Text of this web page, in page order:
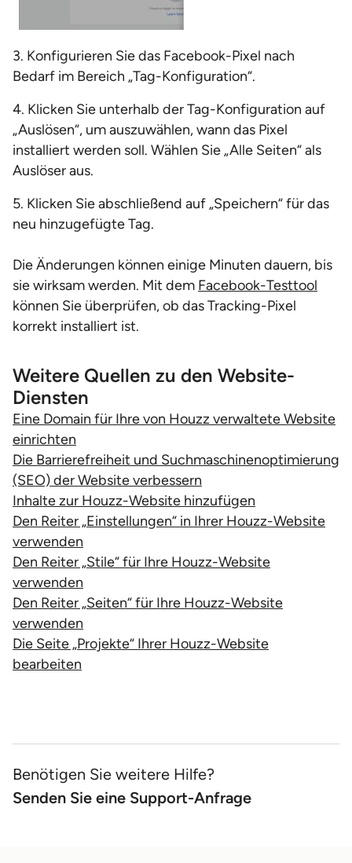
3. Konfigurieren Sie das Facebook-Pixel nach
Bedarf im Bereich „Tag-Konfiguration“.
4. Klicken Sie unterhalb der Tag-Konfiguration auf
„Auslösen“, um auszuwählen, wann das Pixel
installiert werden soll. Wählen Sie „Alle Seiten“ als
Auslöser aus.
5. Klicken Sie abschließend auf „Speichern“ für das
neu hinzugefügte Tag.
Die Änderungen können einige Minuten dauern, bis
sie wirksam werden. Mit dem Facebook-Testtool
können Sie überprüfen, ob das Tracking-Pixel
korrekt installiert ist.
Weitere Quellen zu den Website-
Diensten
Eine Domain für Ihre von Houzz verwaltete Website
einrichten
Die Barrierefreiheit und Suchmaschinenoptimierung
(SEO) der Website verbessern
Inhalte zur Houzz-Website hinzufügen
Den Reiter „Einstellungen“ in Ihrer Houzz-Website
verwenden
Den Reiter „Stile“ für Ihre Houzz-Website
verwenden
Den Reiter „Seiten“ für Ihre Houzz-Website
verwenden
Die Seite „Projekte“ Ihrer Houzz-Website
bearbeiten
Benötigen Sie weitere Hilfe?
Senden Sie eine Support-Anfrage